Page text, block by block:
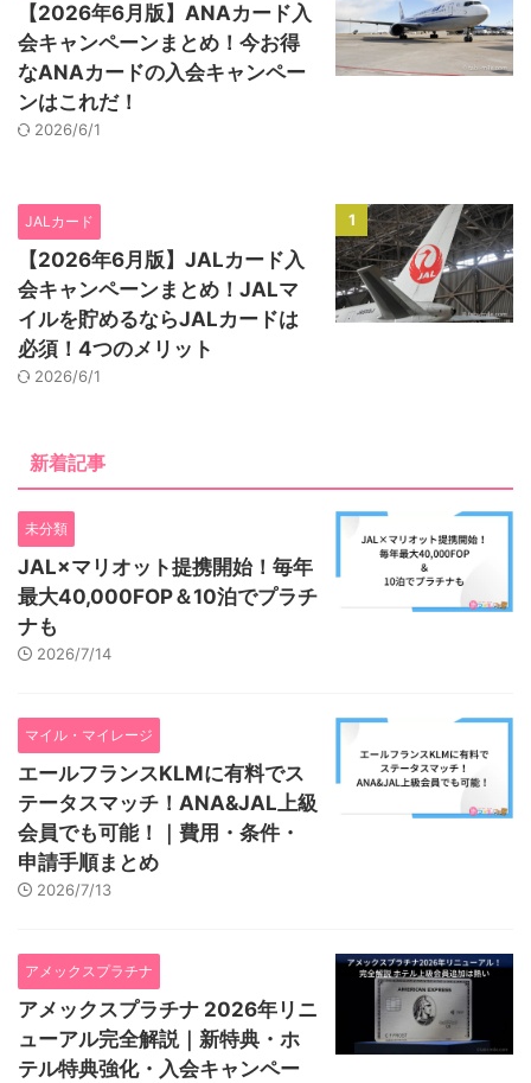
【2026年6月版】ANAカード入
会キャンペーンまとめ！今お得
なANAカードの入会キャンペー
ンはこれだ！
2026/6/1
1
JALカード
【2026年6月版】JALカード入
会キャンペーンまとめ！JALマ
イルを貯めるならJALカードは
必須！4つのメリット
2026/6/1
新着記事
未分類
JAL×マリオット提携開始！毎年
最大40,000FOP＆10泊でプラチ
ナも
2026/7/14
マイル・マイレージ
エールフランスKLMに有料でス
テータスマッチ！ANA&JAL上級
会員でも可能！｜費用・条件・
申請手順まとめ
2026/7/13
アメックスプラチナ
アメックスプラチナ 2026年リニ
ューアル完全解説｜新特典・ホ
テル特典強化・入会キャンペー